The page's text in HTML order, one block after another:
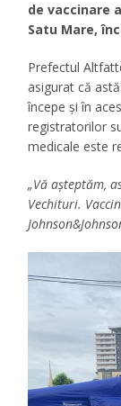
de vaccinare
Satu Mare,
Prefectul
asigurat că
începe și în
registratorilor
medicale este
„Vă așteptăm,
Vechituri.